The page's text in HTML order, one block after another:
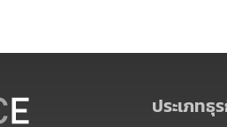
ประเภทธุ